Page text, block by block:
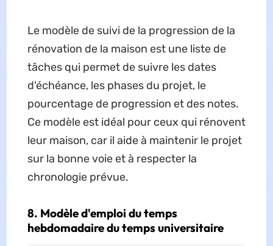
Le modèle de suivi de la progression de la
rénovation de la maison est une liste de
tâches qui permet de suivre les dates
d'échéance, les phases du projet, le
pourcentage de progression et des notes.
Ce modèle est idéal pour ceux qui rénovent
leur maison, car il aide à maintenir le projet
sur la bonne voie et à respecter la
chronologie prévue.
8. Modèle d'emploi du temps
hebdomadaire du temps universitaire